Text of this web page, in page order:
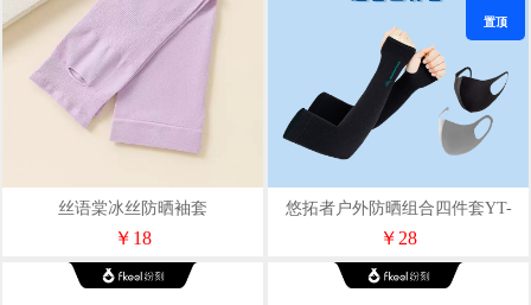
丝语棠冰丝防晒袖套
￥18
悠拓者户外防晒组合四件套YT-
FS001
￥28
置顶